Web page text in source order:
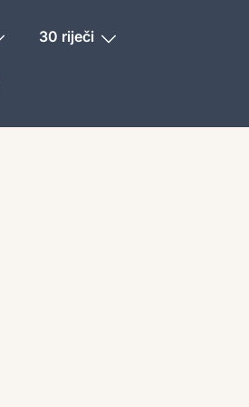
30 riječi